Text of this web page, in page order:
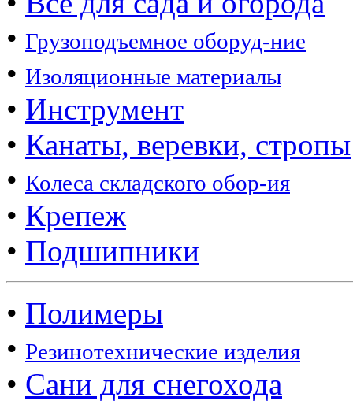
• Грузоподъемное оборуд-ние
• Изоляционные материалы
• Инструмент
• Канаты, веревки, стропы
• Колеса складского обор-ия
• Крепеж
• Подшипники
• Полимеры
• Резинотехнические изделия
• Сани для снегохода